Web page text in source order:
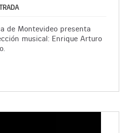
de Montevideo presenta
musical: Enrique Arturo